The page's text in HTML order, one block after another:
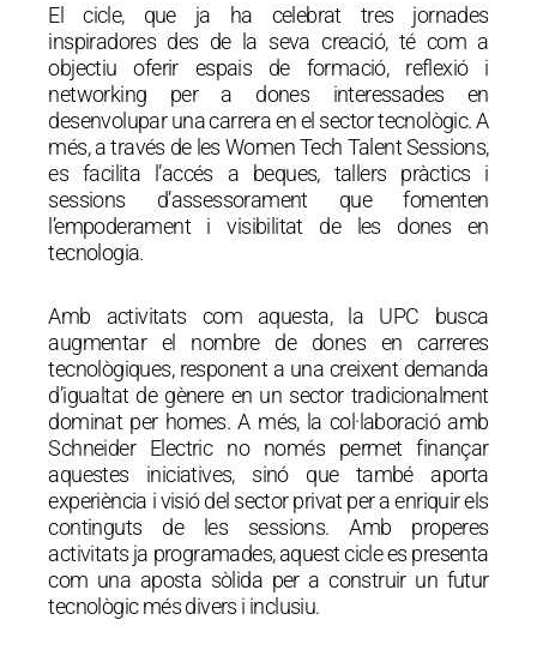
El cicle, que ja ha celebrat tres jornades
inspiradores des de la seva creació, té com a
objectiu oferir espais de formació, reflexió i
networking per a dones interessades en
desenvolupar una carrera en el sector tecnològic. A
més, a través de les Women Tech Talent Sessions,
es facilita l’accés a beques, tallers pràctics i
sessions d’assessorament que fomenten
l’empoderament i visibilitat de les dones en
tecnologia.
Amb activitats com aquesta, la UPC busca
augmentar el nombre de dones en carreres
tecnològiques, responent a una creixent demanda
d’igualtat de gènere en un sector tradicionalment
dominat per homes. A més, la col·laboració amb
Schneider Electric no només permet finançar
aquestes iniciatives, sinó que també aporta
experiència i visió del sector privat per a enriquir els
continguts de les sessions. Amb properes
activitats ja programades, aquest cicle es presenta
com una aposta sòlida per a construir un futur
tecnològic més divers i inclusiu.